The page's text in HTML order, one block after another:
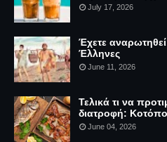
July 17, 2026
Έχετε
Έλληνες
June 11, 2026
Τελικά τι να
διατροφή:
June 04, 2026